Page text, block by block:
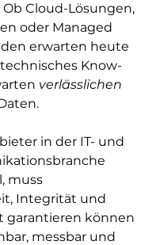
Cloud-Lösungen,
oder Managed
erwarten heute
Know-
verlässlichen
in der IT- und
muss
Integrität und
garantieren können
messbar und